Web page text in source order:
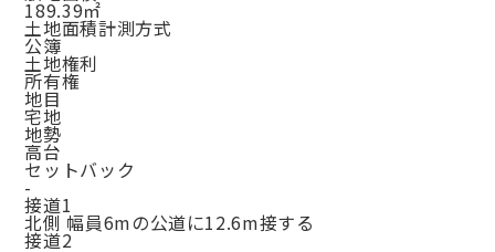
189.39㎡
土地面積計測方式
公簿
土地権利
所有権
地目
宅地
地勢
高台
セットバック
-
接道1
北側 幅員6mの公道に12.6m接する
接道2